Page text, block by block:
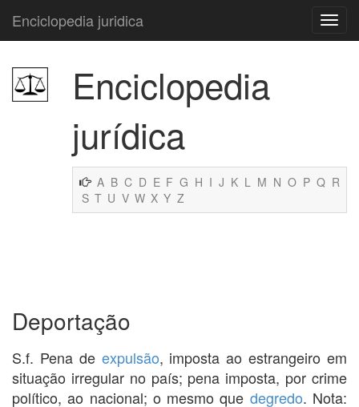
Enciclopedia juridica
Enciclopedia
jurídica
A B C D E F G H I J K L M N O P Q R
S T U V W X Y Z
Deportação
S.f. Pena de expulsão, imposta ao estrangeiro em
situação irregular no país; pena imposta, por crime
político, ao nacional; o mesmo que degredo. Nota: